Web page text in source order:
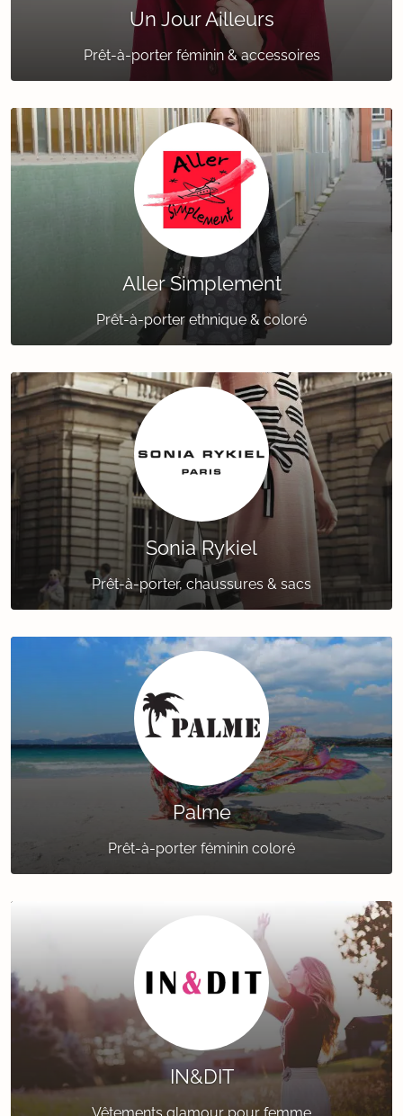
Un Jour Ailleurs
Prêt-à-porter féminin & accessoires
Aller Simplement
Prêt-à-porter ethnique & coloré
Sonia Rykiel
Prêt-à-porter, chaussures & sacs
Palme
Prêt-à-porter féminin coloré
IN&DIT